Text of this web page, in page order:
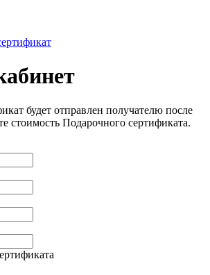
будет отправлен получателю после
стоимость Подарочного сертификата.